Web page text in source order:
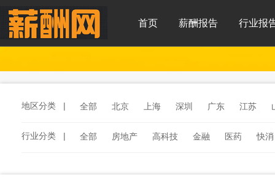
首页 薪酬报告 行业报
地区分类 | 全部 北京 上海 深圳 广东 江苏
行业分类 | 全部 房地产 高科技 金融 医药
快消
工程建筑
文化传媒 学校教育 医院医疗